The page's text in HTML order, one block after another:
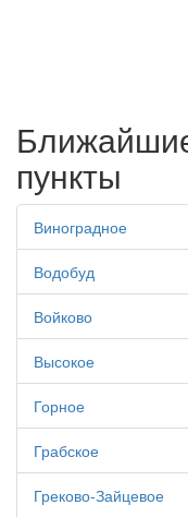
пункты
Виноградное
Водобуд
Войково
Высокое
Горное
Грабское
Греково-Зайцевое